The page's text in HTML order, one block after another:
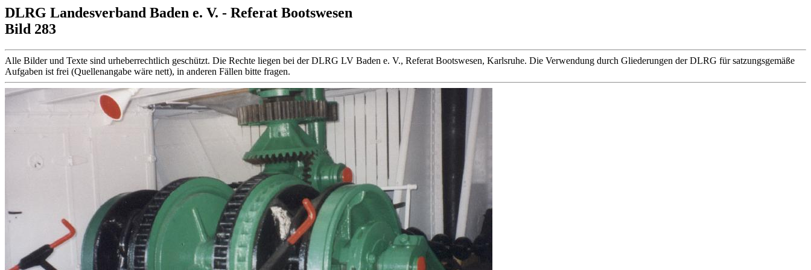
DLRG Landesverband Baden e. V. - Referat Bootswesen
Bild 283
Alle Bilder und Texte sind urheberrechtlich geschützt. Die Rechte liegen bei der DLRG LV Baden e. V., Referat Bootswesen, Karlsruhe. Die Verwendung durch Gliederungen der DLRG für satzungsgemäße
Aufgaben ist frei (Quellenangabe wäre nett), in anderen Fällen bitte fragen.